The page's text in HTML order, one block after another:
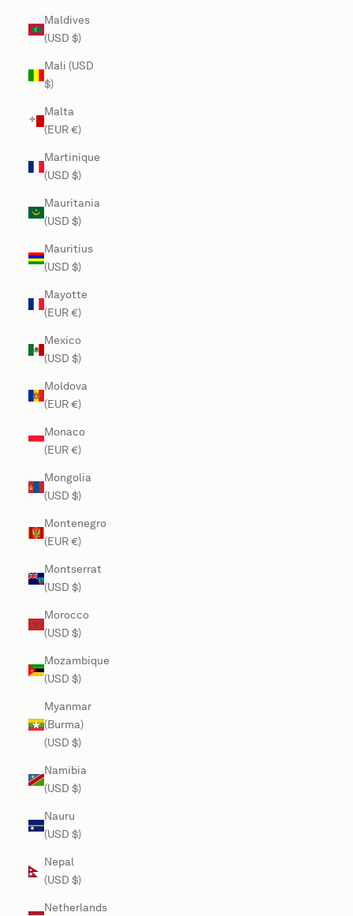
Maldives
(USD $)
Mali (USD
$)
Malta
(EUR €)
Martinique
(USD $)
Mauritania
(USD $)
Mauritius
(USD $)
Mayotte
(EUR €)
Mexico
(USD $)
Moldova
(EUR €)
Monaco
(EUR €)
Mongolia
(USD $)
Montenegro
(EUR €)
Montserrat
(USD $)
Morocco
(USD $)
Mozambique
(USD $)
Myanmar
(Burma)
(USD $)
Namibia
(USD $)
Nauru
(USD $)
Nepal
(USD $)
Netherlands